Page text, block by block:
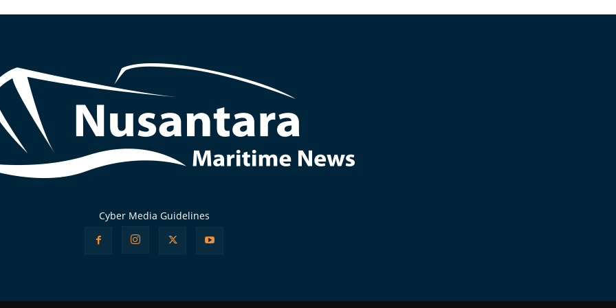
Cyber Media Guidelines